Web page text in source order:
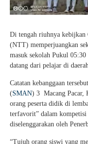
Di tengah riuhnya kebijkan
(NTT) memperjuangkan
masuk sekolah Pukul
datang dari pelajar di
Catatan kebanggaan
(SMAN) 3 Macang Pacar,
orang peserta didik di
terfavorit” dalam
diselenggarakan oleh
“Tujuh orang siswi yang